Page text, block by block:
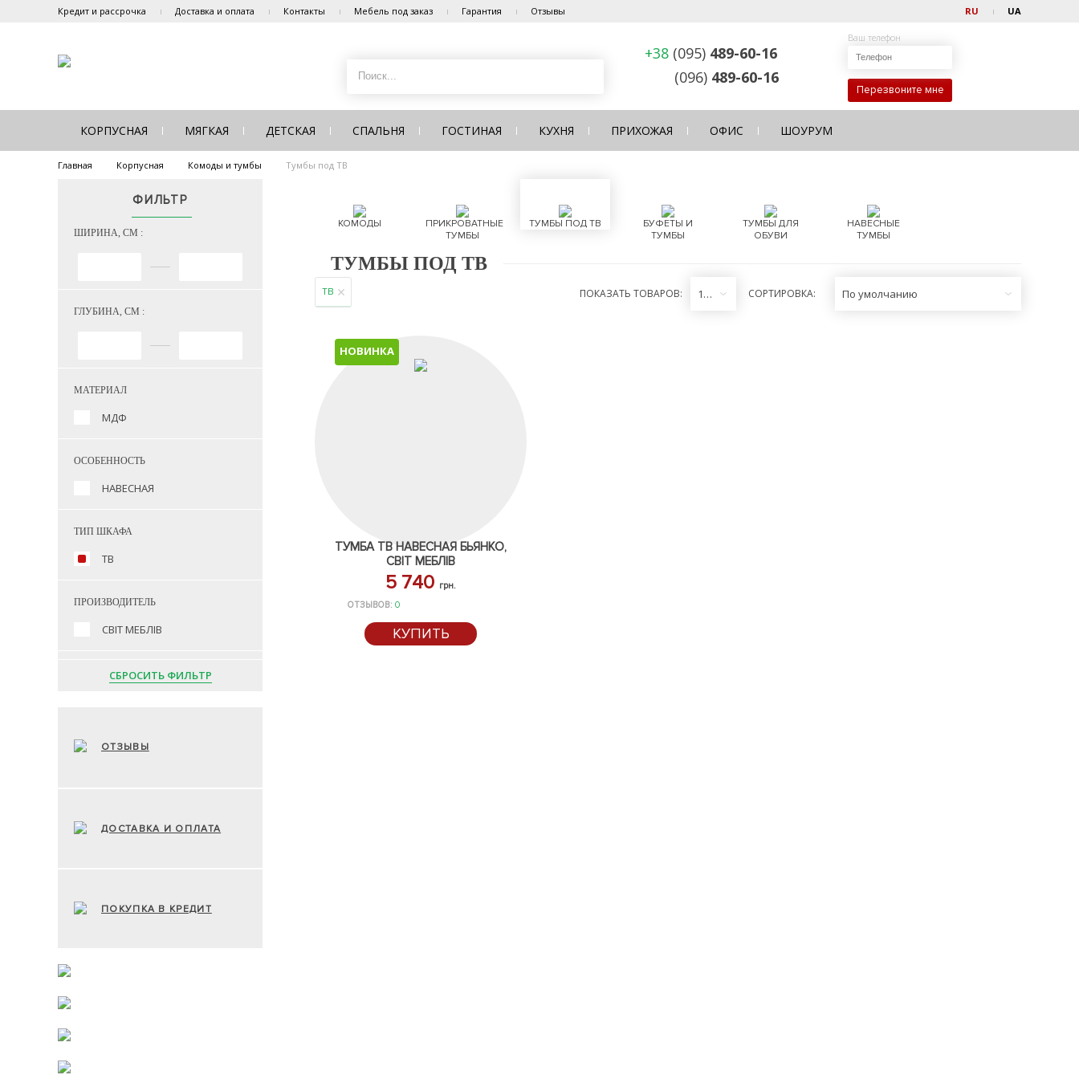
Кредит и рассрочка Доставка и оплата Контакты Мебель под заказ Гарантия Отзывы RU UA
+38 (095) 489-60-16
(096) 489-60-16
Ваш телефон
Перезвоните мне
КОРПУСНАЯ МЯГКАЯ ДЕТСКАЯ СПАЛЬНЯ ГОСТИНАЯ КУХНЯ ПРИХОЖАЯ ОФИС ШОУРУМ
Главная Корпусная Комоды и тумбы Тумбы под ТВ
ФИЛЬТР
ШИРИНА, СМ :
ГЛУБИНА, СМ :
МАТЕРИАЛ
МДФ
ОСОБЕННОСТЬ
НАВЕСНАЯ
ТИП ШКАФА
ТВ
ПРОИЗВОДИТЕЛЬ
СВІТ МЕБЛІВ
СБРОСИТЬ ФИЛЬТР
ОТЗЫВЫ
ДОСТАВКА И ОПЛАТА
ПОКУПКА В КРЕДИТ
КОМОДЫ
ПРИКРОВАТНЫЕ
ТУМБЫ
ТУМБЫ ПОД ТВ
БУФЕТЫ И
ТУМБЫ
ТУМБЫ ДЛЯ
ОБУВИ
НАВЕСНЫЕ
ТУМБЫ
ТУМБЫ ПОД ТВ
ТВ ПОКАЗАТЬ ТОВАРОВ: 12 СОРТИРОВКА: По умолчанию
НОВИНКА
ТУМБА ТВ НАВЕСНАЯ БЬЯНКО,
СВІТ МЕБЛІВ
5 740 грн.
ОТЗЫВОВ: 0
КУПИТЬ